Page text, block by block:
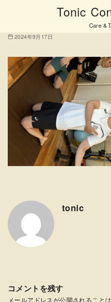
Tonic
Care &
IMG_0067
2024年9月17日
tonic
コメントを残す
メールアドレスが公開されることは